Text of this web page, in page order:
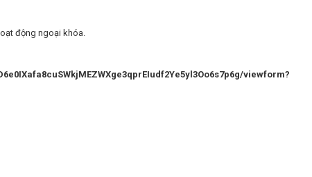
động ngoại khóa.
viewform?